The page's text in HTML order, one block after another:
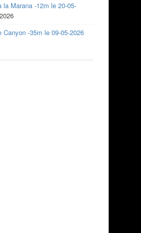
la Marana -12m le 20-05-
Canyon -35m le 09-05-2026